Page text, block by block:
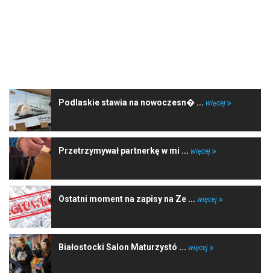
Podlaskie stawia na nowoczesn� ... więcej
Przetrzymywał partnerkę w mi ... więcej
Ostatni moment na zapisy na Ze ... więcej
Białostocki Salon Maturzystó ... więcej